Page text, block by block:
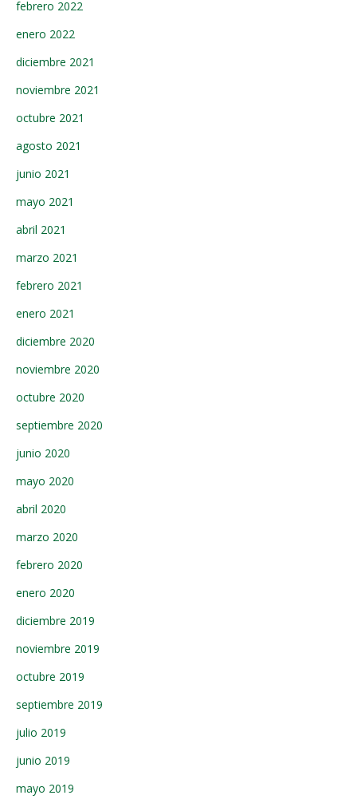
febrero 2022
enero 2022
diciembre 2021
noviembre 2021
octubre 2021
agosto 2021
junio 2021
mayo 2021
abril 2021
marzo 2021
febrero 2021
enero 2021
diciembre 2020
noviembre 2020
octubre 2020
septiembre 2020
junio 2020
mayo 2020
abril 2020
marzo 2020
febrero 2020
enero 2020
diciembre 2019
noviembre 2019
octubre 2019
septiembre 2019
julio 2019
junio 2019
mayo 2019